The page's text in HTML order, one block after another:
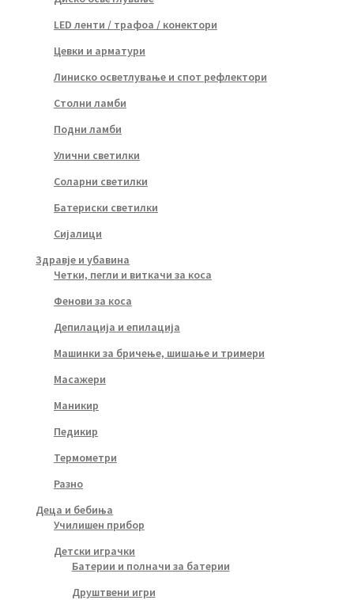
LED ленти / трафоа / конектори
Цевки и арматури
Линиско осветлување и спот рефлектори
Столни ламби
Подни ламби
Улични светилки
Соларни светилки
Батериски светилки
Сијалици
Здравје и убавина
Четки, пегли и виткачи за коса
Фенови за коса
Депилација и епилација
Машинки за бричење, шишање и тримери
Масажери
Маникир
Педикир
Термометри
Разно
Деца и бебиња
Училишен прибор
Детски играчки
Батерии и полначи за батерии
Друштвени игри